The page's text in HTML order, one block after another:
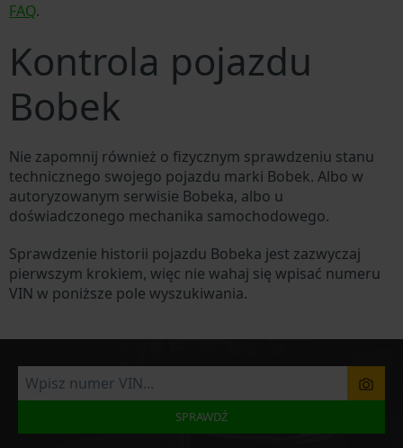
FAQ.
Kontrola pojazdu
Bobek
Nie zapomnij również o fizycznym sprawdzeniu stanu
technicznego swojego pojazdu marki Bobek. Albo w
autoryzowanym serwisie Bobeka, albo u
doświadczonego mechanika samochodowego.
Sprawdzenie historii pojazdu Bobeka jest zazwyczaj
pierwszym krokiem, więc nie wahaj się wpisać numeru
VIN w poniższe pole wyszukiwania.
SPRAWDŹ